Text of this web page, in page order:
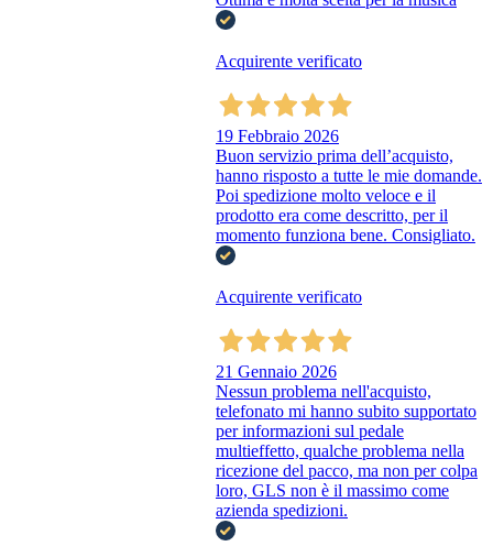
Acquirente verificato
19 Febbraio 2026
Buon servizio prima dell’acquisto,
hanno risposto a tutte le mie domande.
Poi spedizione molto veloce e il
prodotto era come descritto, per il
momento funziona bene. Consigliato.
Acquirente verificato
21 Gennaio 2026
Nessun problema nell'acquisto,
telefonato mi hanno subito supportato
per informazioni sul pedale
multieffetto, qualche problema nella
ricezione del pacco, ma non per colpa
loro, GLS non è il massimo come
azienda spedizioni.